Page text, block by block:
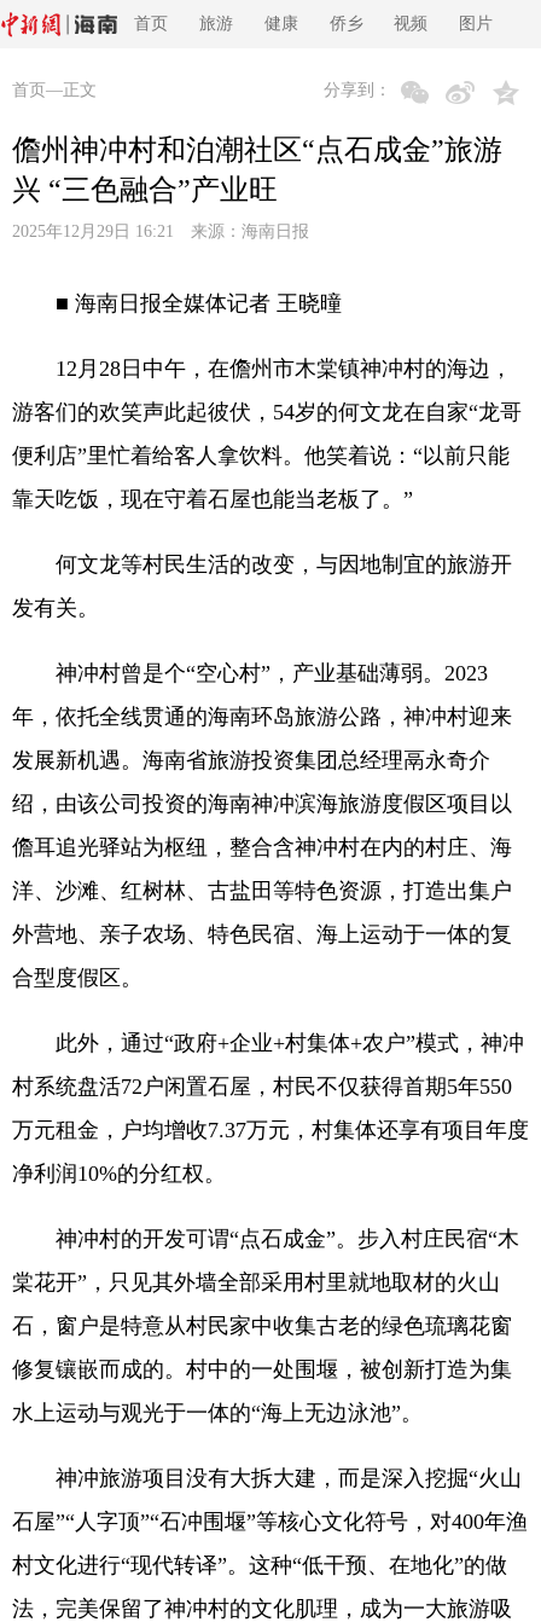
首页 旅游 健康 侨乡 视频 图片
首页 —正文 分享到：
儋州神冲村和泊潮社区“点石成金”旅游
兴 “三色融合”产业旺
2025年12月29日 16:21 来源： 海南日报
■ 海南日报全媒体记者 王晓曈
12月28日中午，在儋州市木棠镇神冲村的海边，
游客们的欢笑声此起彼伏，54岁的何文龙在自家“龙哥
便利店”里忙着给客人拿饮料。他笑着说：“以前只能
靠天吃饭，现在守着石屋也能当老板了。”
何文龙等村民生活的改变，与因地制宜的旅游开
发有关。
神冲村曾是个“空心村”，产业基础薄弱。2023
年，依托全线贯通的海南环岛旅游公路，神冲村迎来
发展新机遇。海南省旅游投资集团总经理鬲永奇介
绍，由该公司投资的海南神冲滨海旅游度假区项目以
儋耳追光驿站为枢纽，整合含神冲村在内的村庄、海
洋、沙滩、红树林、古盐田等特色资源，打造出集户
外营地、亲子农场、特色民宿、海上运动于一体的复
合型度假区。
此外，通过“政府+企业+村集体+农户”模式，神冲
村系统盘活72户闲置石屋，村民不仅获得首期5年550
万元租金，户均增收7.37万元，村集体还享有项目年度
净利润10%的分红权。
神冲村的开发可谓“点石成金”。步入村庄民宿“木
棠花开”，只见其外墙全部采用村里就地取材的火山
石，窗户是特意从村民家中收集古老的绿色琉璃花窗
修复镶嵌而成的。村中的一处围堰，被创新打造为集
水上运动与观光于一体的“海上无边泳池”。
神冲旅游项目没有大拆大建，而是深入挖掘“火山
石屋”“人字顶”“石冲围堰”等核心文化符号，对400年渔
村文化进行“现代转译”。这种“低干预、在地化”的做
法，完美保留了神冲村的文化肌理，成为一大旅游吸